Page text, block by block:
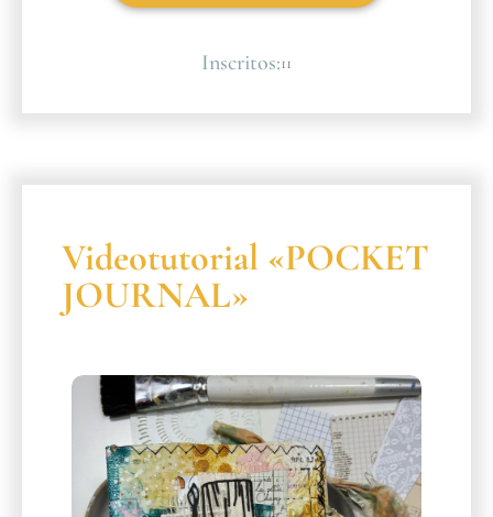
Inscritos:11
Videotutorial «POCKET
JOURNAL»